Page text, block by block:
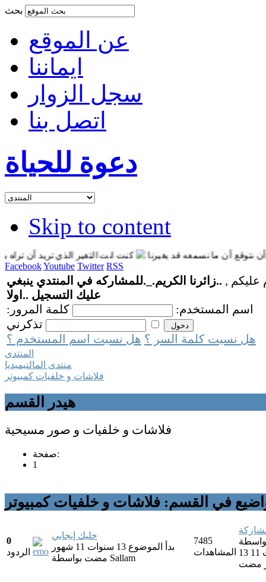
عن الموقع
ايماننا
سجل الزوار
اتصل بنا
دعوة للحياة
Skip to content
أن ما نسمعه قد يغيرنا
كنت انت التغير الذي تريد أن تراه
FacebookYoutube Twitter RSS
عليكم , ..زائرنا الكريم._.للمشاركه في المنتدي ينبغي
عليك التسجيل ..اولا
اسم المستخدم:
كلمة المرور:
هل نسيت كلمة السر ؟ هل نسيت اسم المستخدم ؟
المنتدى
منتدى المالتيميديا
فلاشات و خلفيات كمبيوتر
هيدر القسم
فلاشات و خلفيات و صور مسيحية
صفحة:
1
في القسم: فلاشات و خلفيات كمبيوتر
0
الردود
خليك إيجابي
بدأ الموضوع 13 سنوات 11 شهور
مضت Sallam
7485
المشاهدات 13 سنوات 11
مضت